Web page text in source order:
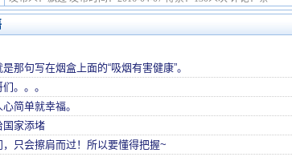
那句写在烟盒上面的“吸烟有害健康”。
。。。
简单就幸福。
国家添堵
只会擦肩而过！所以要懂得把握~